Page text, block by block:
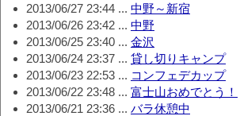
2013/06/27 23:44 ... 中野～新宿
2013/06/26 23:42 ... 中野
2013/06/25 23:40 ... 金沢
2013/06/24 23:37 ... 貸し切りキャンプ
2013/06/23 22:53 ... コンフェデカップ
2013/06/22 23:48 ... 富士山おめでとう！
2013/06/21 23:36 ... バラ休憩中